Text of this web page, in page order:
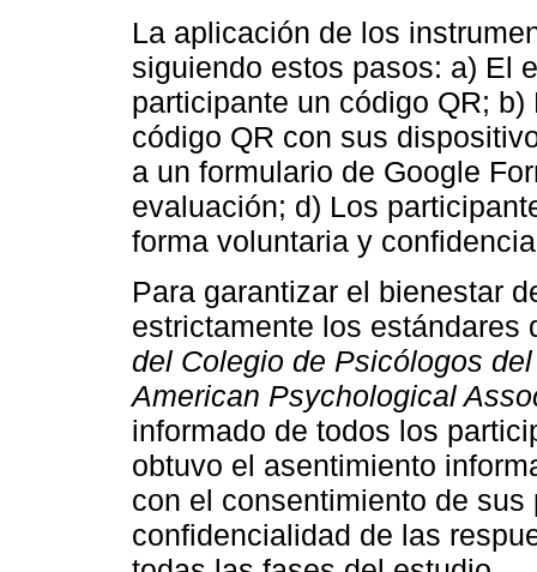
La aplicación de los
siguiendo estos pasos: a) El
participante un código QR;
código QR con sus
a un formulario de Google
evaluación; d) Los
forma voluntaria y
Para garantizar el bienestar
estrictamente los estándares
del Colegio de Psicólogos
American Psychological
informado de todos los
obtuvo el asentimiento
con el consentimiento de
confidencialidad de las